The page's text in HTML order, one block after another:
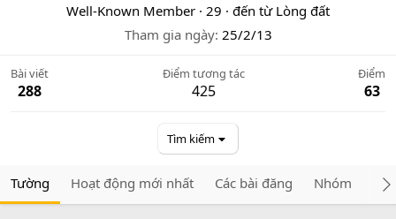
Well-Known Member · 29 · đến từ Lòng đất
Tham gia ngày 25/2/13
Bài viết
288
Điểm tương tác
425
Điểm
63
Tìm kiếm
Tường Hoạt động mới nhất Các bài đăng Nhóm